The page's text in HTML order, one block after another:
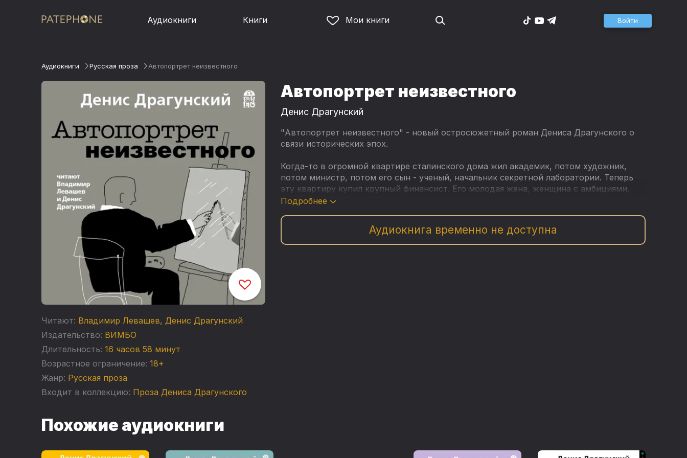
Аудиокниги Книги Мои книги Войти
Аудиокниги Русская проза Автопортрет неизвестного
Читают: Владимир Левашев, Денис Драгунский
Издательство: ВИМБО
Длительность: 16 часов 58 минут
Возрастное ограничение: 18+
Жанр: Русская проза
Входит в коллекцию: Проза Дениса Драгунского
Автопортрет неизвестного
Денис Драгунский
"Автопортрет неизвестного" - новый остросюжетный роман Дениса Драгунского о
связи исторических эпох.
Когда-то в огромной квартире сталинского дома жил академик, потом художник,
потом министр, потом его сын - ученый, начальник секретной лаборатории. Теперь
эту квартиру купил крупный финансист. Его молодая жена, женщина с амбициями,
решила написать роман обо всех этих людях. В сплетении судеб и событий
незаконных детях, об исчезновениях и возвращениях, и о силе художественного
вымысла, который иногда побеждает саму реальность.
Подробнее
Аудиокнига временно не доступна
Похожие аудиокниги